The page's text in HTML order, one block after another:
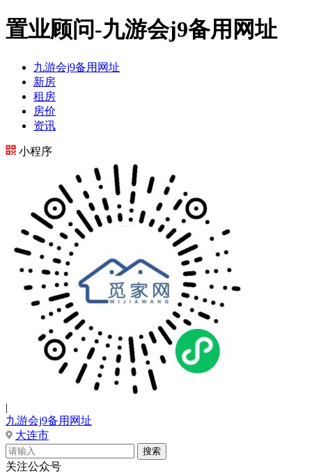
置业顾问-九游会j9备用网址
九游会j9备用网址
新房
租房
房价
资讯
小程序
|
九游会j9备用网址
大连市
关注公众号